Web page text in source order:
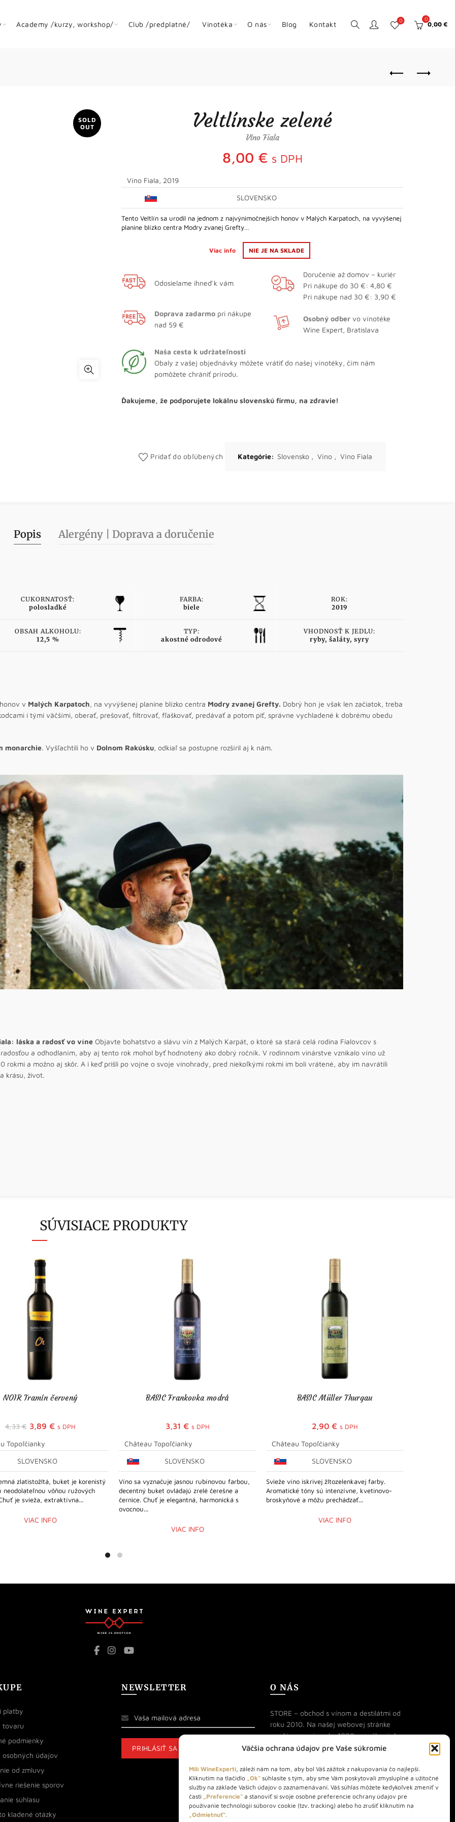
Väčšia ochrana údajov pre Vaše súkromie
Milí WineExperti, záleží nám na tom, aby bol Váš zážitok z nakupovania čo najlepší.
Kliknutím na tlačidlo „Ok“ súhlasíte s tým, aby sme Vám poskytovali zmysluplné a užitočné
služby na základe Vašich údajov o zaznamenávaní. Váš súhlas môžete kedykoľvek zmeniť v
časti „Preferencie“ a stanoviť si svoje osobné preferencie ochrany údajov pre
používanie technológií súborov cookie (tzv. tracking) alebo ho zrušiť kliknutím na
„Odmietnuť“.
Academy /kurzy, workshop/ Club /predplatné/ Vinotéka O nás Blog Kontakt 0 0
0,00 €
SOLD
OUT
Veltlínske zelené
Víno Fiala
8,00 € s DPH
Víno Fiala, 2019
SLOVENSKO
Tento Veltlín sa urodil na jednom z najvýnimočnejších honov v Malých Karpatoch, na vyvýšenej
planine blízko centra Modry zvanej Grefty…
Viac info NIE JE NA SKLADE
Odosielame ihneď k vám
Doprava zadarmo pri nákupe
nad 59 €
Doručenie až domov – kuriér
Pri nákupe do 30 €: 4,80 €
Pri nákupe nad 30 €: 3,90 €
Osobný odbervo vínotéke
Wine Expert, Bratislava
Naša cesta k udržateľnosti
Obaly z vašej objednávky môžete vrátiť do našej vínotéky, čím nám
pomôžete chrániť prírodu.
Ďakujeme, že podporujete lokálnu slovenskú firmu, na zdravie!
Pridať do obľúbených Kategórie: Slovensko , Víno , Víno Fiala
Popis Alergény | Doprava a doručenie
CUKORNATOSŤ:
polosladké
FARBA:
biele
ROK:
2019
OBSAH ALKOHOLU:
12,5 %
TYP:
akostné odrodové
VHODNOSŤ K JEDLU:
ryby, šaláty, syry
v Malých Karpatoch, na vyvýšenej planine blízko centra Modry zvanej Grefty. Dobrý hon je však len začiatok, treba
i tými väčšími, oberať, prešovať, filtrovať, fľaškovať, predávať a potom piť, správne vychladené k dobrému obedu
monarchie. Vyšľachtili ho v Dolnom Rakúsku, odkiaľ sa postupne rozšíril aj k nám.
láska a radosť vo víne Objavte bohatstvo a slávu vín z Malých Karpát, o ktoré sa stará celá rodina Fialovcov s
radosťou a odhodlaním, aby aj tento rok mohol byť hodnotený ako dobrý ročník. V rodinnom vinárstve vznikalo víno už
rokmi a možno aj skôr. A i keď prišli po vojne o svoje vinohrady, pred niekoľkými rokmi im boli vrátené, aby im navrátili
krásu, život.
SÚVISIACE PRODUKTY
NOIR Tramín červený
4,33€ Pôvodná
bola:
4,33 €.
3,89 €Aktuálna
je:
3,89 €.
s DPH
Topoľčianky
SLOVENSKO
zlatistožltá, buket je korenistý
neodolateľnou vôňou ružových
je svieža, extraktívna...
VIAC INFO
BASIC Frankovka modrá
3,31 € s DPH
Château Topoľčianky
SLOVENSKO
Víno sa vyznačuje jasnou rubínovou farbou,
decentný buket ovládajú zrelé čerešne a
černice. Chuť je elegantná, harmonická s
ovocnou...
VIAC INFO
BASIC Müller Thurgau
2,90 € s DPH
Château Topoľčianky
SLOVENSKO
Svieže víno iskrivej žltozelenkavej farby.
Aromatické tóny sú intenzívne, kvetinovo-
broskyňové a môžu prechádzať...
VIAC INFO
platby
tovaru
podmienky
osobných údajov
od zmluvy
riešenie sporov
súhlasu
kladené otázky
NEWSLETTER O NÁS
STORE – obchod s vínom a destilátmi od
roku 2010. Na našej webovej stránke
predávame viac ako 1000+ značkových
produktov.
Vínotéka: +421 917 888 879
Vínotéka: Bratislavská 49/B,
Bratislava 841 06